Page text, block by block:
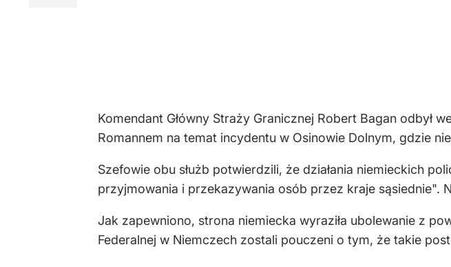
Komendant Główny Straży Granicznej Robert Bagan odbył
Romannem na temat incydentu w Osinowie Dolnym, gdzie
Szefowie obu służb potwierdzili, że działania niemieckich
przyjmowania i przekazywania osób przez kraje sąsiednie".
Jak zapewniono, strona niemiecka wyraziła ubolewanie z
Federalnej w Niemczech zostali pouczeni o tym, że takie